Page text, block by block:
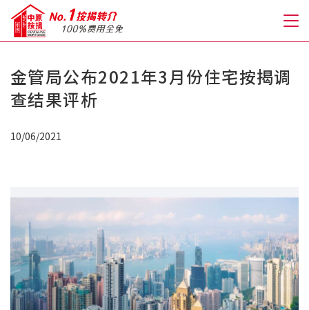
关于我们
免费开户转介服务
私人贷款
优惠礼遇
金管局公布2021年3月份住宅按揭调
查结果评析
10/06/2021